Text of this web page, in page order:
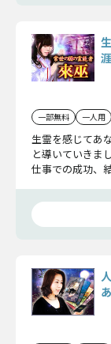
一部無料 一人用
生霊を感じてあ
と導いていきま
仕事での成功、